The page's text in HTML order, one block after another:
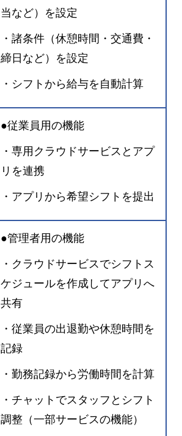
当など）を設定
・諸条件（休憩時間・交通費・
締日など）を設定
・シフトから給与を自動計算
●従業員用の機能
・専用クラウドサービスとアプ
リを連携
・アプリから希望シフトを提出
●管理者用の機能
・クラウドサービスでシフトス
ケジュールを作成してアプリへ
共有
・従業員の出退勤や休憩時間を
記録
・勤務記録から労働時間を計算
・チャットでスタッフとシフト
調整（一部サービスの機能）